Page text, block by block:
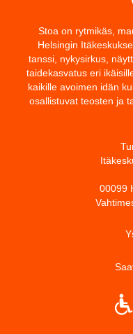
Stoa on rytmikäs,
Helsingin
tanssi, nykysirkus,
taidekasvatus eri
kaikille avoimen idän
osallistuvat teosten ja
00099